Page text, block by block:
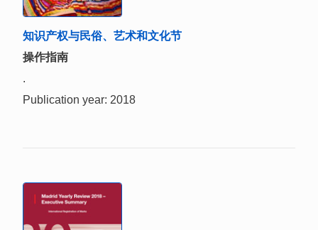
知识产权与民俗、艺术和文化节
操作指南
.
Publication year: 2018